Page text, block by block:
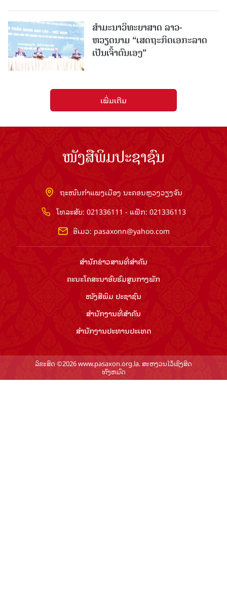
ສຳມະນາວິທະຍາສາດ ລາວ-
ຫວຽດນາມ “ເສດຖະກິດເອກະລາດ
ເປັນເຈົ້າຕົນເອງ”
ເພີ່ມເຕີມ
ໜັງສືພິມປະຊາຊົນ
ຖະໜົນກຳແພງເມືອງ ນະຄອນຫຼວງວຽງຈັນ
ໂທລະສັບ: 021336111 - ແຟັກ: 021336113
ອີເມວ: pasaxonn@yahoo.com
ສຳ​ນັກ​ຂ່າວ​ສານ​ທີ່​ສຳ​ຄັນ​
ຄະນະໂຄສະນາອົບຮົມ​ສູນ​ກາງ​ພັກ
ໜັງສືພິມ ປະ​ຊາ​ຊົນ
ສຳ​ນັກ​ງານ​ທີ່​ສຳ​ຄັນ
ສຳ​ນັກ​ງານ​ປະ​ທານ​ປະ​ເທດ
ລິຂະສິດ ©2026 www.pasaxon.org.la. ສະຫງວນໄວ້ເຊິງສິດ
ທັງຫມົດ